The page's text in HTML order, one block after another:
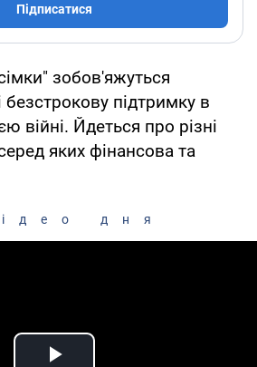
Підписатися
зобов'яжуться
безстрокову підтримку в
війні. Йдеться про різні
яких фінансова та
дня